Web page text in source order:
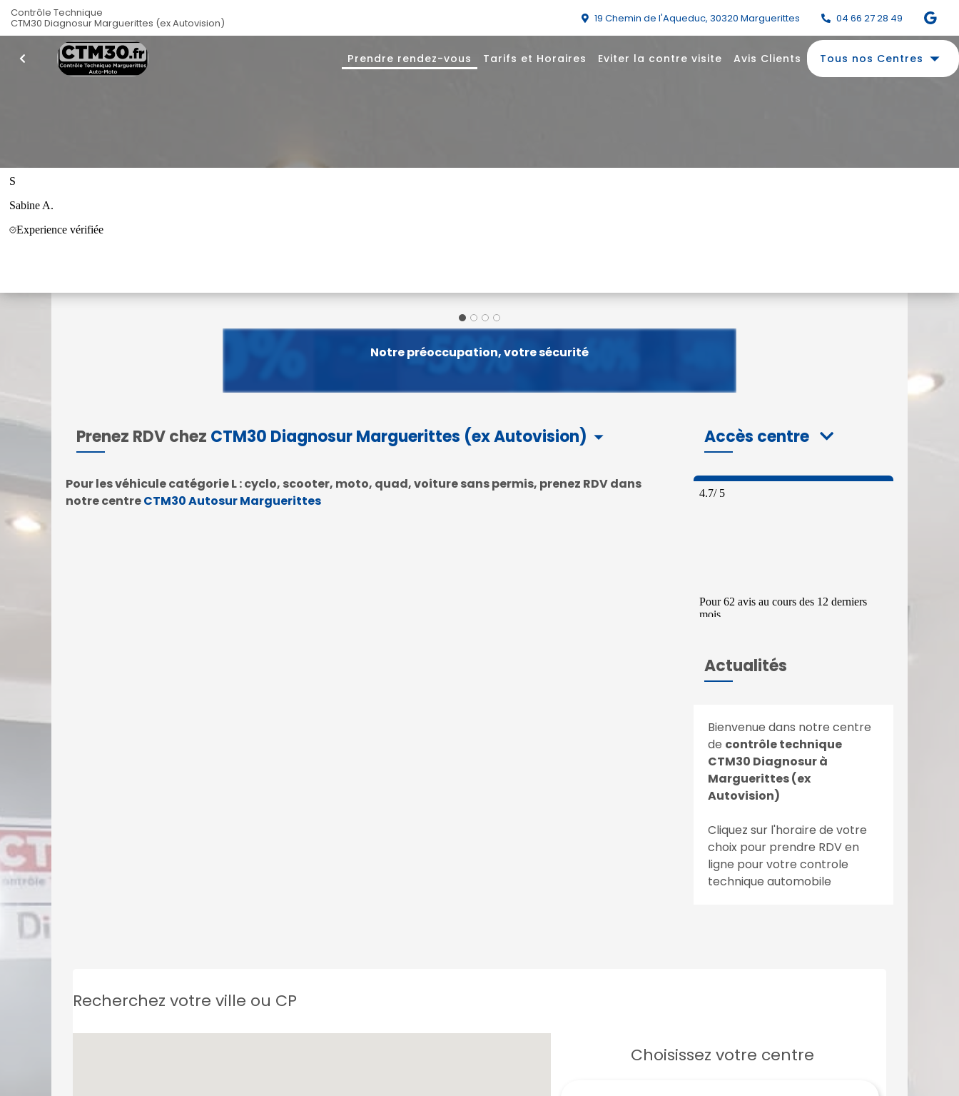
Contrôle Technique
CTM30 Diagnosur Marguerittes (ex Autovision) 19 Chemin de l'Aqueduc, 30320 Marguerittes 04 66 27 28 49
Prendre rendez-vous Tarifs et Horaires Eviter la contre visite Avis Clients Tous nos Centres arrow_drop_down
Notre préoccupation, votre sécurité
Prenez RDV chez CTM30 Diagnosur Marguerittes (ex Autovision) arrow_drop_down
Pour les véhicule catégorie L : cyclo, scooter, moto, quad, voiture sans permis, prenez RDV dans
notre centreCTM30 Autosur Marguerittes
Accès centre
Actualités
Bienvenue dans notre centre
de contrôle technique
CTM30 Diagnosur à
Marguerittes (ex
Autovision)
Cliquez sur l'horaire de votre
choix pour prendre RDV en
ligne pour votre controle
technique automobile
Recherchez votre ville ou CP
Choisissez votre centre